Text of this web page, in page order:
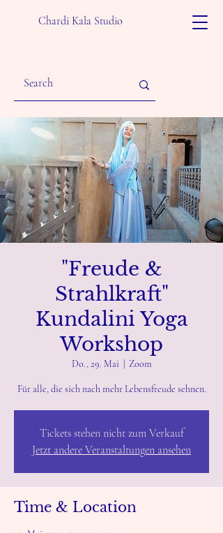
Chardi Kala Studio
"Freude &
Strahlkraft"
Kundalini Yoga
Workshop
Do., 29. Mai Zoom
Für alle, die sich nach mehr Lebensfreude sehnen.
Tickets stehen nicht zum Verkauf
Jetzt andere Veranstaltungen ansehen
Time & Location